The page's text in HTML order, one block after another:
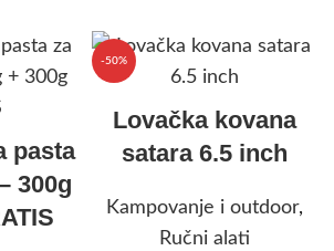
pasta
300g
-50%
Lovačka kovana
satara 6.5 inch
Kampovanje i outdoor,
Ručni alati